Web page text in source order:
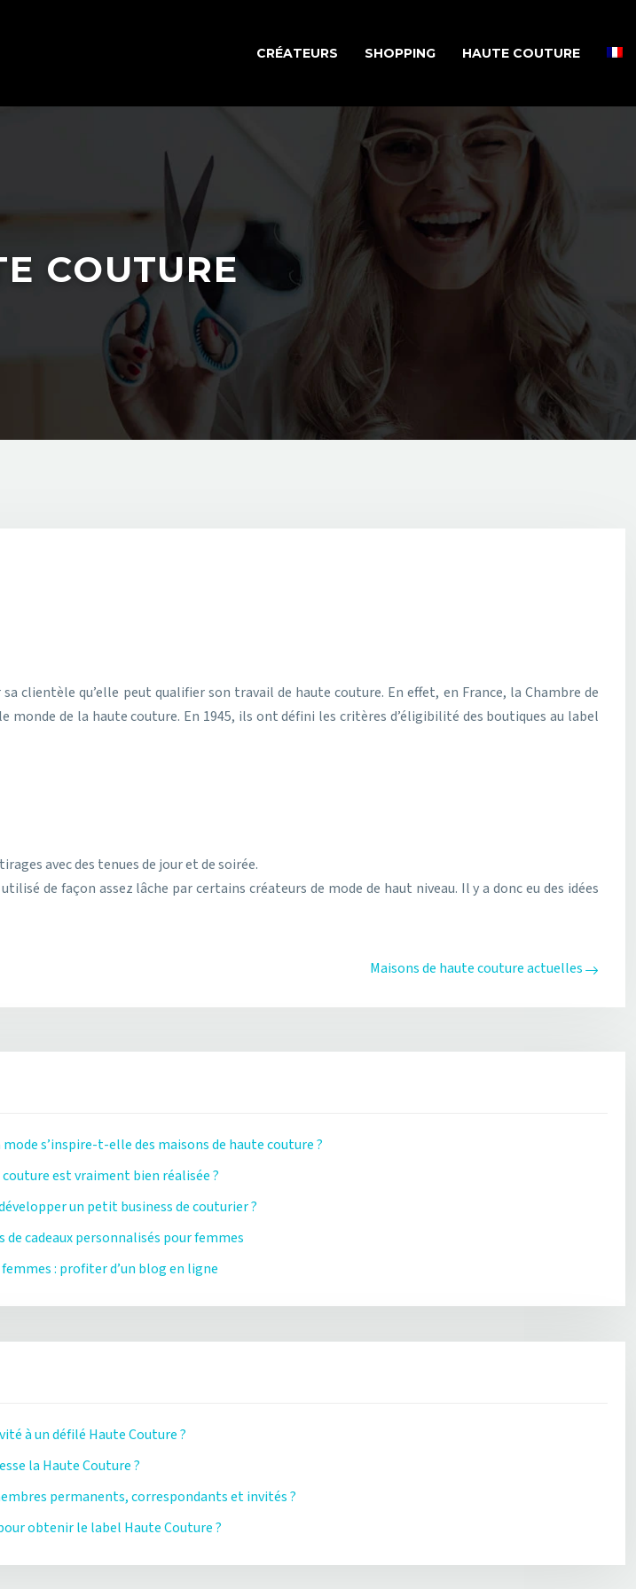
CRÉATEURS SHOPPING HAUTE COUTURE
COUTURE
clientèle qu’elle peut qualifier son travail de haute couture. En effet, en France, la Chambre de
de la haute couture. En 1945, ils ont défini les critères d’éligibilité des boutiques au label
avec des tenues de jour et de soirée.
de façon assez lâche par certains créateurs de mode de haut niveau. Il y a donc eu des idées
Maisons de haute couture actuelles
s’inspire-t-elle des maisons de haute couture ?
est vraiment bien réalisée ?
un petit business de couturier ?
de cadeaux personnalisés pour femmes
: profiter d’un blog en ligne
à un défilé Haute Couture ?
la Haute Couture ?
permanents, correspondants et invités ?
obtenir le label Haute Couture ?